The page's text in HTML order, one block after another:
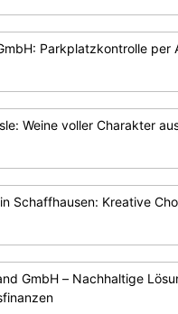
Parkplatzkontrolle per
Weine voller Charakter
Schaffhausen: Kreative
GmbH – Nachhaltige